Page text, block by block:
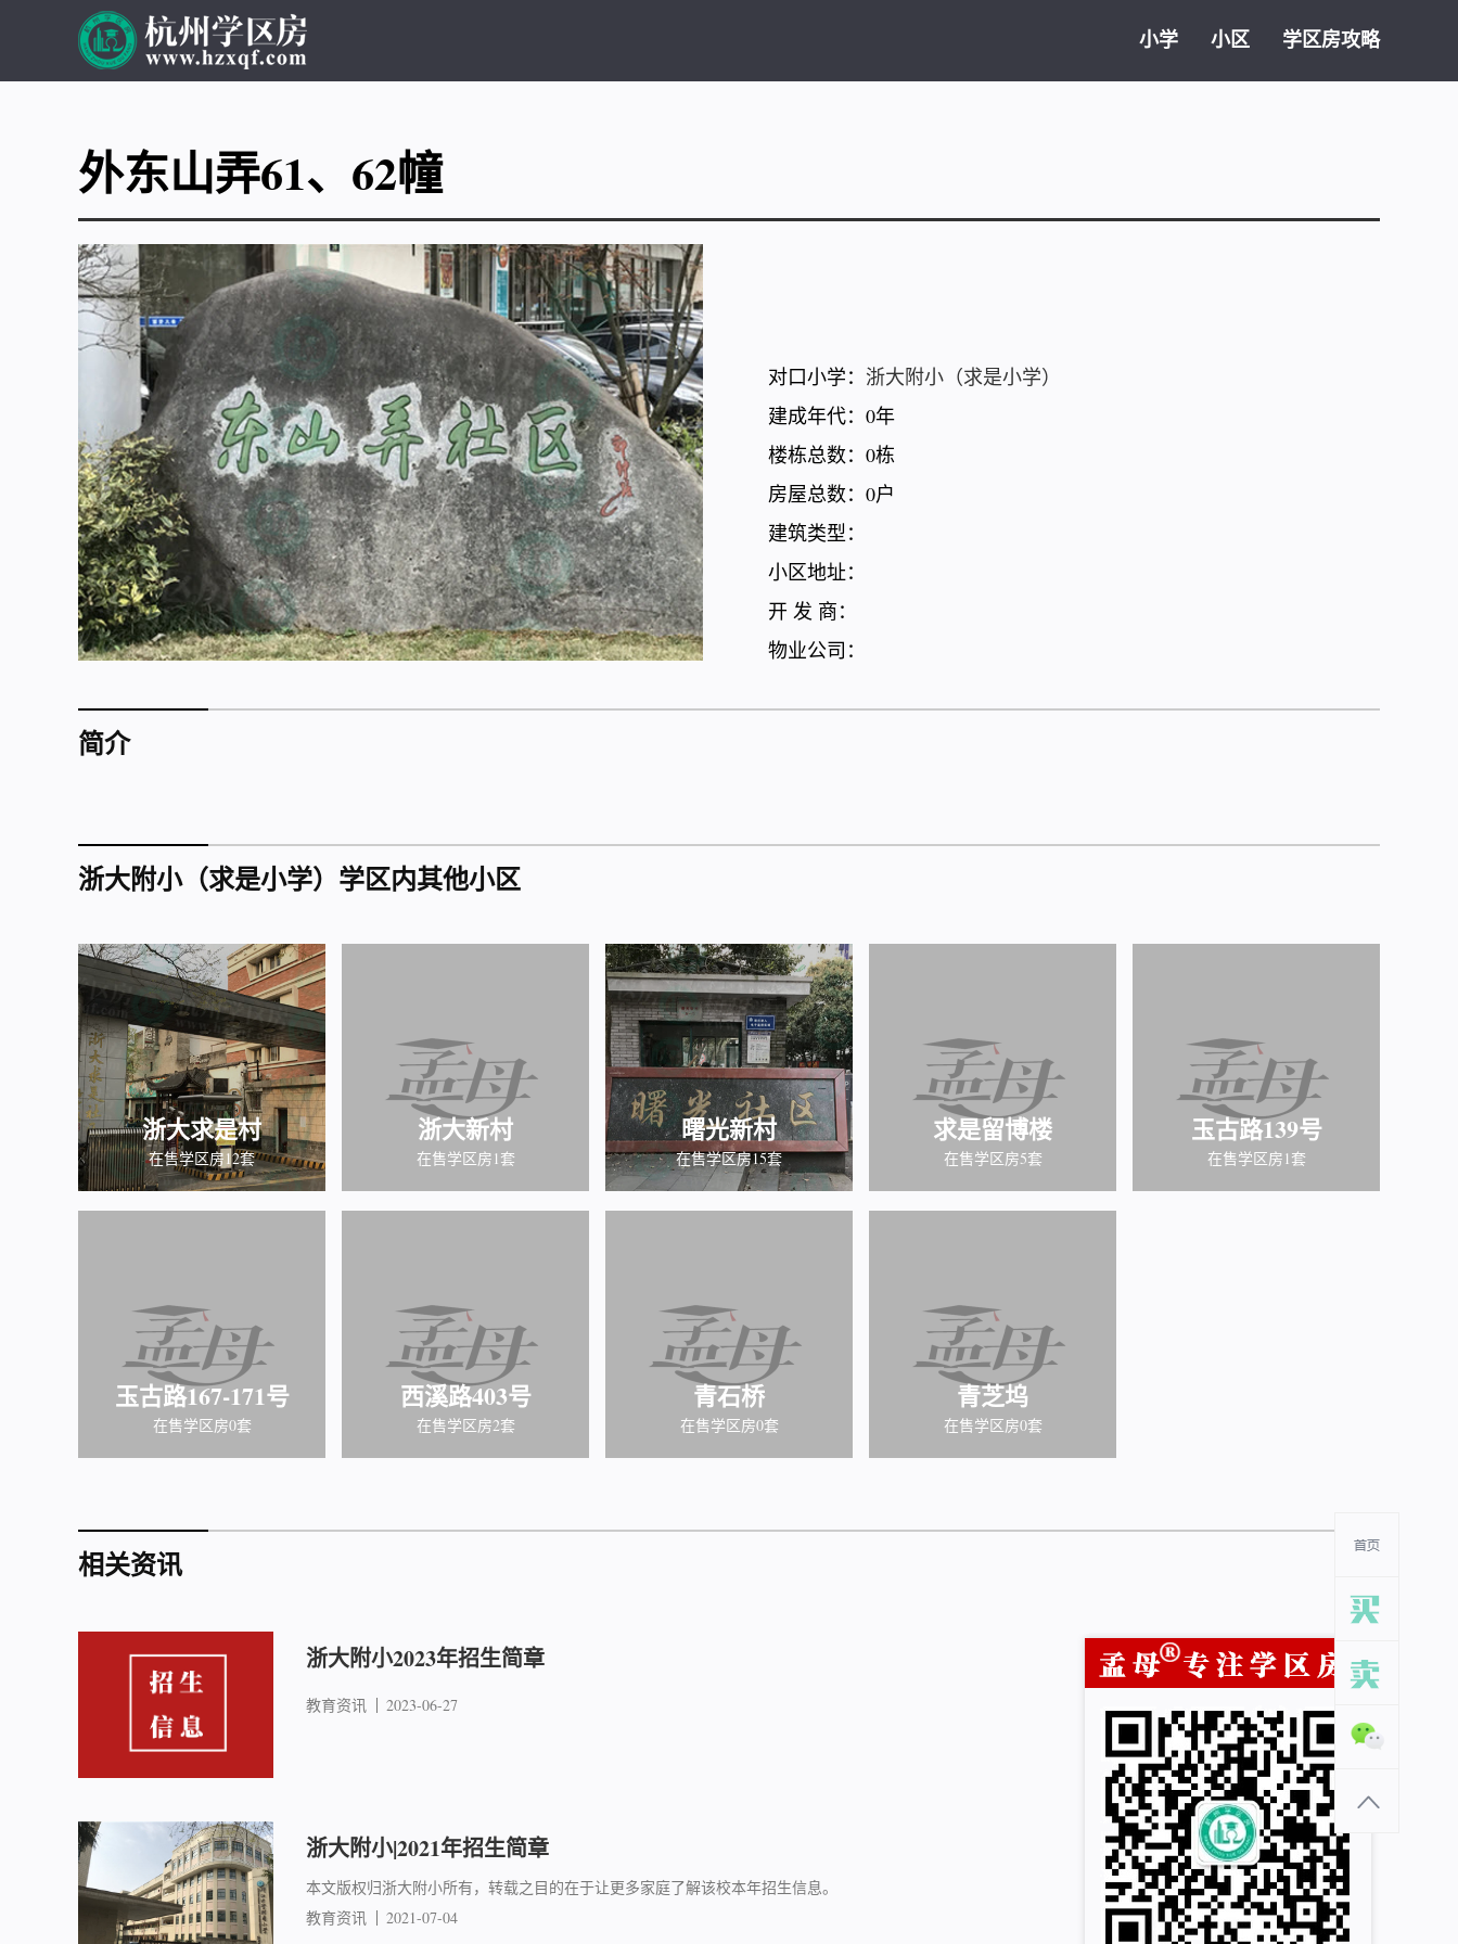
小学 小区 学区房攻略
外东山弄61、62幢
对口小学： 浙大附小（求是小学）
建成年代：0年
楼栋总数：0栋
房屋总数：0户
建筑类型：
小区地址：
开 发 商：
物业公司：
简介
浙大附小（求是小学）学区内其他小区
浙大求是村
在售学区房12套
浙大新村
在售学区房1套
曙光新村
在售学区房15套
求是留博楼
在售学区房5套
玉古路139号
在售学区房1套
玉古路167-171号
在售学区房0套
西溪路403号
在售学区房2套
青石桥
在售学区房0套
青芝坞
在售学区房0套
相关资讯
浙大附小2023年招生简章
教育资讯 2023-06-27
浙大附小|2021年招生简章
本文版权归浙大附小所有，转载之目的在于让更多家庭了解该校本年招生信息。
教育资讯
2021-07-04